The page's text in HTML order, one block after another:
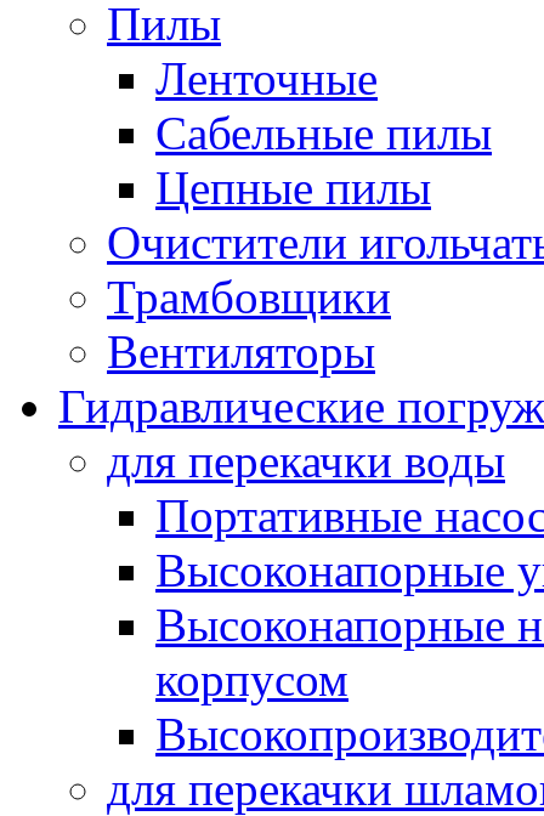
Пилы
Ленточные
Сабельные пилы
Цепные пилы
Очистители
Трамбовщики
Вентиляторы
Гидравлические
для перекачки воды
Портативные
Высоконапорные
Высоконапорные
корпусом
для перекачки